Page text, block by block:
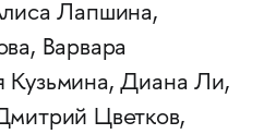
Лапшина,
Варвара
Диана Ли,
Цветков,